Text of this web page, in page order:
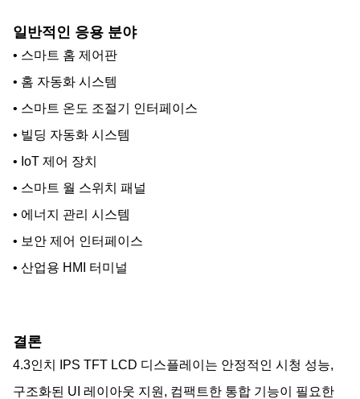
일반적인 응용 분야
• 스마트 홈 제어판
• 홈 자동화 시스템
• 스마트 온도 조절기 인터페이스
• 빌딩 자동화 시스템
• IoT 제어 장치
• 스마트 월 스위치 패널
• 에너지 관리 시스템
• 보안 제어 인터페이스
• 산업용 HMI 터미널
결론
4.3인치 IPS TFT LCD 디스플레이는 안정적인 시청 성능,
구조화된 UI 레이아웃 지원, 컴팩트한 통합 기능이 필요한